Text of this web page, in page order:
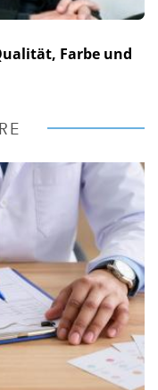
Farbe und